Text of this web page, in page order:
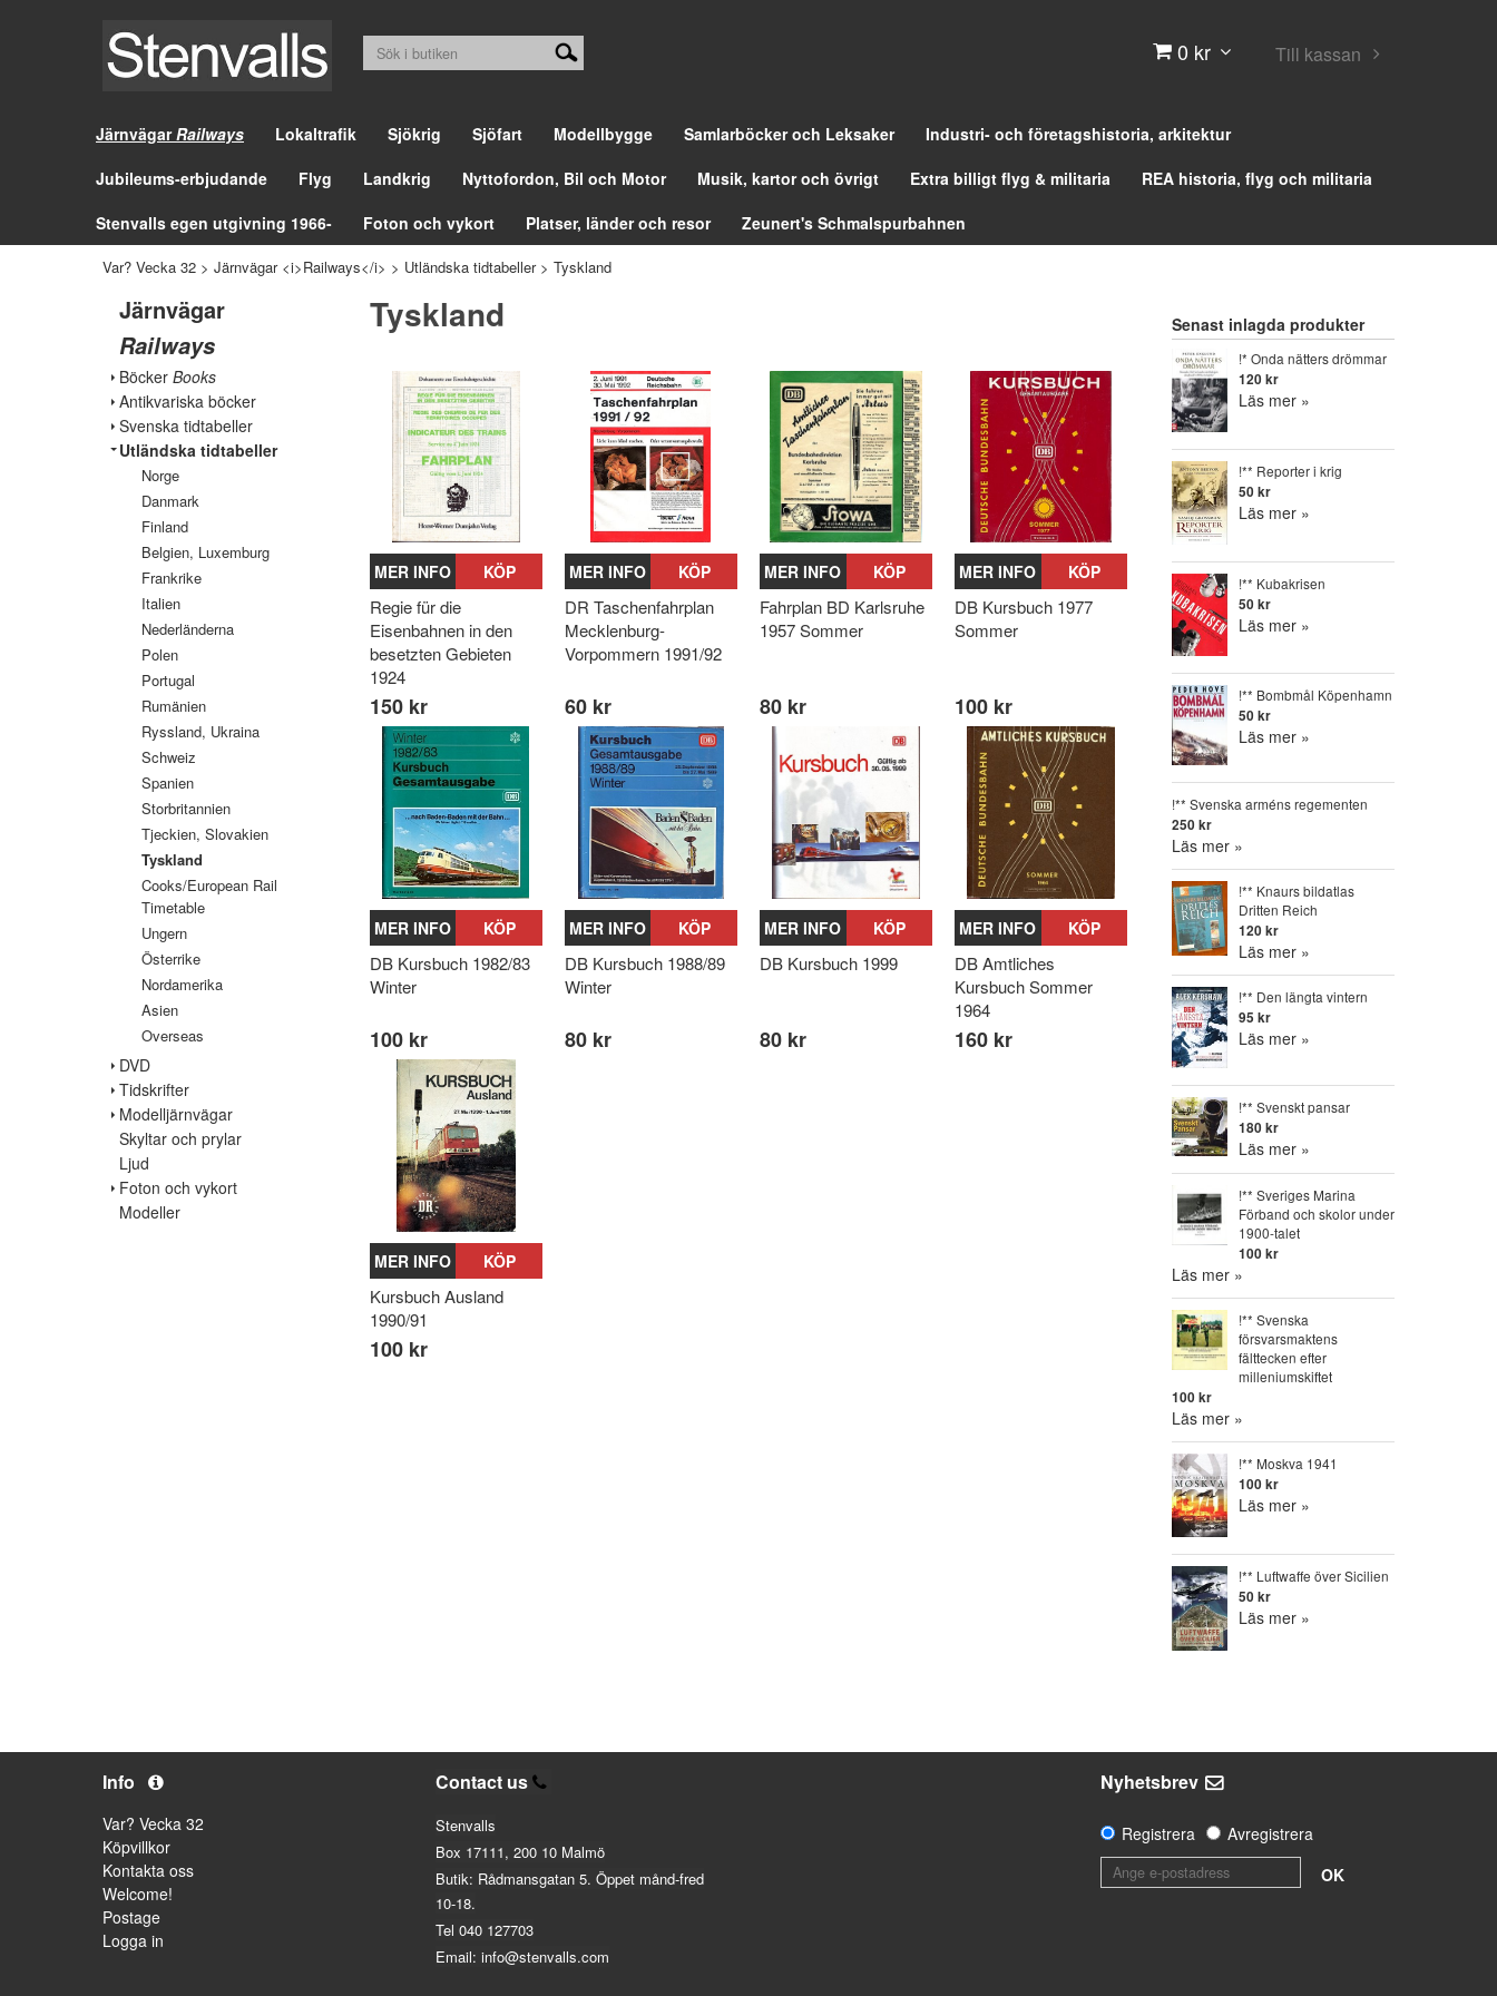
0 kr Till kassan
JärnvägarRailways Lokaltrafik Sjökrig Sjöfart Modellbygge Samlarböcker och Leksaker
Industri- och företagshistoria, arkitektur
Jubileums-erbjudande
Flyg Landkrig Nyttofordon, Bil och Motor Musik, kartor och övrigt Extra billigt flyg & militaria
REA historia, flyg och militaria
Stenvalls egen utgivning 1966-
Foton och vykort Platser, länder och resor Zeunert's Schmalspurbahnen
Var? Vecka 32 > Järnvägar <i>Railways</i> > Utländska tidtabeller> Tyskland
Järnvägar
Railways
Böcker Books
Antikvariska böcker
Svenska tidtabeller
Utländska tidtabeller
Norge
Danmark
Finland
Belgien, Luxemburg
Frankrike
Italien
Nederländerna
Polen
Portugal
Rumänien
Ryssland, Ukraina
Schweiz
Spanien
Storbritannien
Tjeckien, Slovakien
Tyskland
Cooks/European Rail
Timetable
Ungern
Österrike
Nordamerika
Asien
Overseas
DVD
Tidskrifter
Modelljärnvägar
Skyltar och prylar
Ljud
Foton och vykort
Modeller
Tyskland
MER INFO KÖP
Regie für die
Eisenbahnen in den
besetzten Gebieten
1924
150 kr
MER INFO KÖP
DR Taschenfahrplan
Mecklenburg-
Vorpommern 1991/92
60 kr
MER INFO KÖP
Fahrplan BD Karlsruhe
1957 Sommer
80 kr
MER INFO KÖP
DB Kursbuch 1977
Sommer
100 kr
MER INFO KÖP
DB Kursbuch 1982/83
Winter
100 kr
MER INFO KÖP
DB Kursbuch 1988/89
Winter
80 kr
MER INFO KÖP
DB Kursbuch 1999
80 kr
MER INFO KÖP
DB Amtliches
Kursbuch Sommer
1964
160 kr
MER INFO KÖP
Kursbuch Ausland
1990/91
100 kr
Senast inlagda produkter
!* Onda nätters drömmar
120 kr
Läs mer »
!** Reporter i krig
50 kr
Läs mer »
!** Kubakrisen
50 kr
Läs mer »
!** Bombmål Köpenhamn
50 kr
Läs mer »
!** Svenska arméns regementen
250 kr
Läs mer »
!** Knaurs bildatlas
Dritten Reich
120 kr
Läs mer »
!** Den längta vintern
95 kr
Läs mer »
!** Svenskt pansar
180 kr
Läs mer »
!** Sveriges Marina
Förband och skolor under
1900-talet
100 kr
Läs mer »
!** Svenska
försvarsmaktens
fälttecken efter
milleniumskiftet
100 kr
Läs mer »
!** Moskva 1941
100 kr
Läs mer »
!** Luftwaffe över Sicilien
50 kr
Läs mer »
Info
Var? Vecka 32
Köpvillkor
Kontakta oss
Welcome!
Postage
Logga in
Contact us
Stenvalls
Box 17111, 200 10 Malmö
Butik: Rådmansgatan 5. Öppet månd-fred
10-18.
Tel 040 127703
Email: info@stenvalls.com
Nyhetsbrev
Registrera
Avregistrera
OK